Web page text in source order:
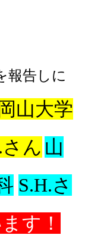
報告しに
岡山大学
ん 山
S.H.さ
す！